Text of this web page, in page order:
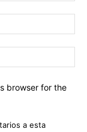
browser for the
a esta